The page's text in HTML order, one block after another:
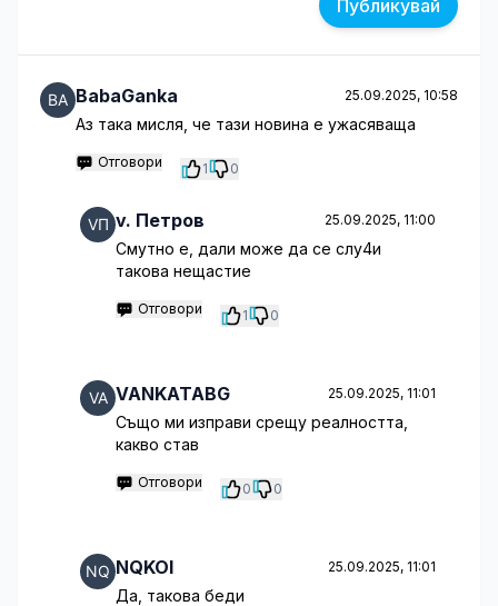
Публикувай
BabaGanka 25.09.2025, 10:58
Аз така мисля, че тази новина е ужасяваща
Отговори 1 0
v. Петров 25.09.2025, 11:00
Смутно е, дали може да се слу4и
такова нещастие
Отговори 1 0
VANKATABG 25.09.2025, 11:01
Също ми изправи срещу реалността,
какво став
Отговори 0 0
NQKOI 25.09.2025, 11:01
Да, такова беди